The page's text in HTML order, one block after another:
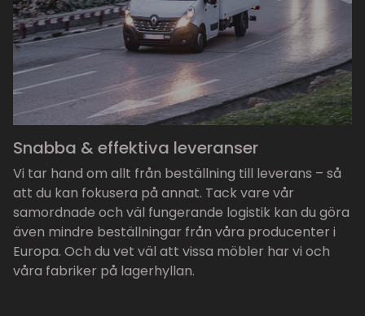
Snabba & effektiva leveranser
Vi tar hand om allt från beställning till leverans – så
att du kan fokusera på annat. Tack vare vår
samordnade och väl fungerande logistik kan du göra
även mindre beställningar från våra producenter i
Europa. Och du vet väl att vissa möbler har vi och
våra fabriker på lagerhyllan.